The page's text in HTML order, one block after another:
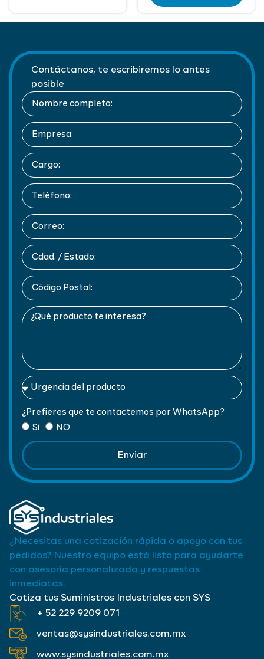
¿Necesitas una cotización rápida o apoyo con tus
pedidos? Nuestro equipo está listo para ayudarte
con asesoría personalizada y respuestas
inmediatas.
Cotiza tus Suministros Industriales con SYS
+ 52 229 9209 071
ventas@sysindustriales.com.mx
www.sysindustriales.com.mx
Contáctanos, te escribiremos lo antes
posible
¿Prefieres que te contactemos por WhatsApp?
Si
NO
Enviar